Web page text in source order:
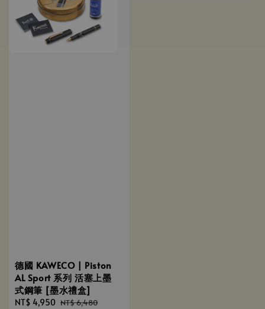
德國 KAWECO | Piston
AL Sport 系列 活塞上墨
式鋼筆 [墨水禮盒]
Sale
NT$ 4,950 Regular
NT$ 6,480